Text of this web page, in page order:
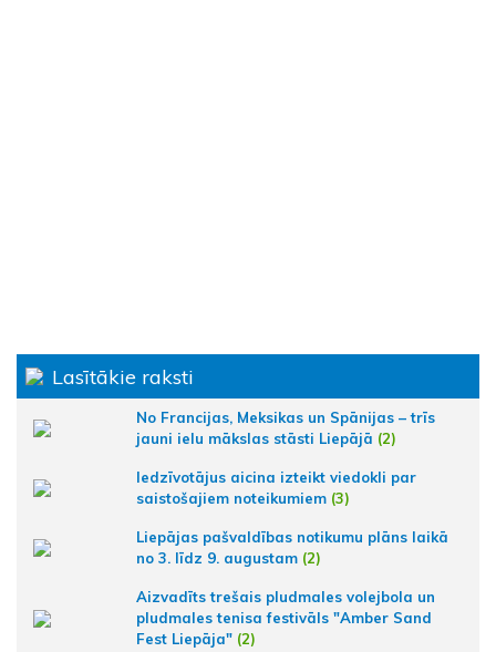
Lasītākie raksti
No Francijas, Meksikas un Spānijas – trīs
jauni ielu mākslas stāsti Liepājā (2)
Iedzīvotājus aicina izteikt viedokli par
saistošajiem noteikumiem (3)
Liepājas pašvaldības notikumu plāns laikā
no 3. līdz 9. augustam (2)
Aizvadīts trešais pludmales volejbola un
pludmales tenisa festivāls "Amber Sand
Fest Liepāja" (2)